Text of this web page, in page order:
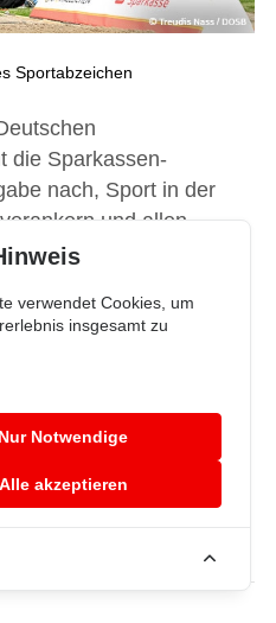
Sportabzeichen
die Sparkassen-
nach, Sport in der
und allen
alt oder jung, Hobby-
mit oder ohne
Sportabzeichen
verwendet Cookies, um
insgesamt zu
Nur Notwendige
Alle akzeptieren